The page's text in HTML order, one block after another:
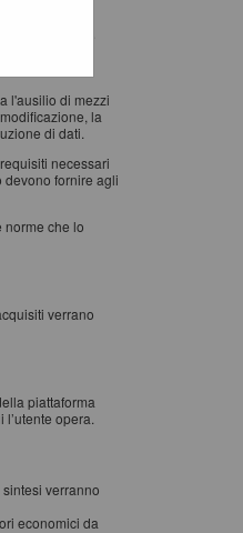
l'ausilio di mezzi
la
di dati.
necessari
devono fornire agli
norme che lo
verrano
piattaforma
opera.
verranno
economici da